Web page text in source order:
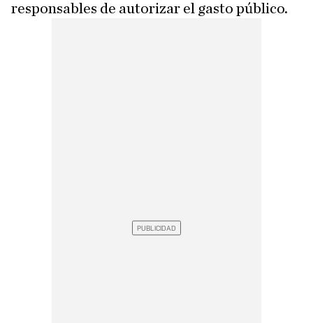
responsables de autorizar el gasto público.